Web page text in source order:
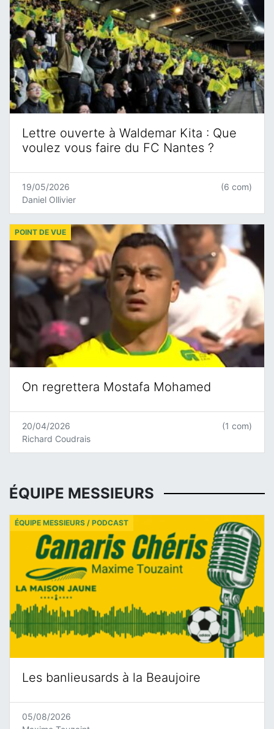
Lettre ouverte à Waldemar Kita : Que
voulez vous faire du FC Nantes ?
19/05/2026
Daniel Ollivier
(6 com)
On regrettera Mostafa Mohamed
POINT DE VUE
20/04/2026
Richard Coudrais
(1 com)
ÉQUIPE MESSIEURS
Les banlieusards à la Beaujoire
ÉQUIPE MESSIEURS / PODCAST
05/08/2026